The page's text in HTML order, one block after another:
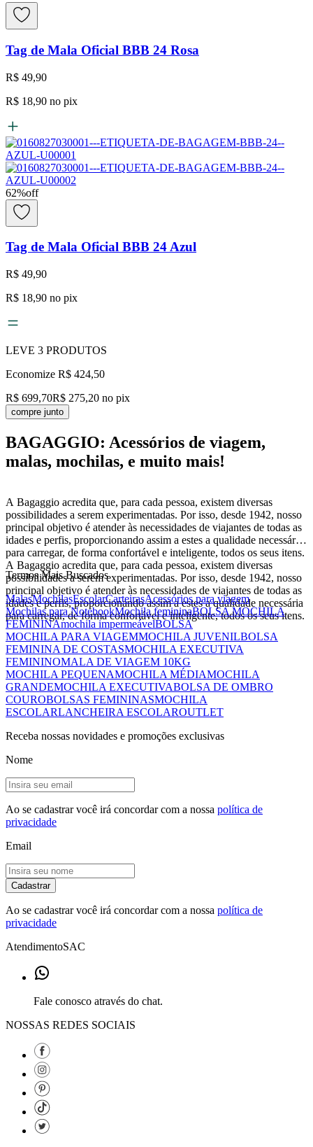
Tag de Mala Oficial BBB 24 Rosa
R$ 49,90
R$ 18,90 no pix
62%off
Tag de Mala Oficial BBB 24 Azul
R$ 49,90
R$ 18,90 no pix
LEVE 3 PRODUTOS
Economize R$ 424,50
R$ 699,70R$ 275,20 no pix
compre junto
BAGAGGIO: Acessórios de viagem,
malas, mochilas, e muito mais!
A Bagaggio acredita que, para cada pessoa, existem diversas
possibilidades a serem experimentadas. Por isso, desde 1942, nosso
principal objetivo é atender às necessidades de viajantes de todas as
idades e perfis, proporcionando assim a estes a qualidade necessária
para carregar, de forma confortável e inteligente, todos os seus itens.
A Bagaggio acredita que, para cada pessoa, existem diversas
possibilidades a serem experimentadas. Por isso, desde 1942, nosso
principal objetivo é atender às necessidades de viajantes de todas as
idades e perfis, proporcionando assim a estes a qualidade necessária
para carregar, de forma confortável e inteligente, todos os seus itens.
Termos Mais Buscados
MalasMochilasEscolarCarteirasAcessórios para viagem
Mochilas para NotebookMochila femininaBOLSA MOCHILA
FEMININAmochila impermeávelBOLSA
MOCHILA PARA VIAGEMMOCHILA JUVENILBOLSA
FEMININA DE COSTASMOCHILA EXECUTIVA
FEMININOMALA DE VIAGEM 10KG
MOCHILA PEQUENAMOCHILA MÉDIAMOCHILA
GRANDEMOCHILA EXECUTIVABOLSA DE OMBRO
COUROBOLSAS FEMININASMOCHILA
ESCOLARLANCHEIRA ESCOLAROUTLET
Receba nossas novidades e promoções exclusivas
Nome
Ao se cadastrar você irá concordar com a nossa política de
privacidade
Email
Cadastrar
Ao se cadastrar você irá concordar com a nossa política de
privacidade
AtendimentoSAC
Fale conosco através do chat.
NOSSAS REDES SOCIAIS